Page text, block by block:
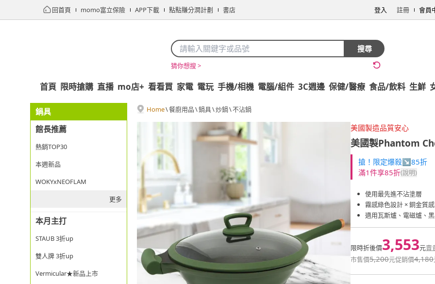
回首頁 momo富立保險 APP下載 點點賺分潤計劃 書店 登入 註冊 會員
搜尋
猜你想搜 >
首頁 限時搶購 直播 mo店+ 看看買 家電 電玩 手機/相機 電腦/組件 3C週邊 保健/醫療 食品/飲料 生鮮
鍋具
館長推薦
熱銷TOP30
本週新品
WOKYxNEOFLAM
更多
本月主打
STAUB 3折up
雙人牌 3折up
Vermicular★新品上市
Home\餐廚用品\鍋具\炒鍋\不沾鍋
美國製造品質安心
美國製Phantom
搶！限定爆殺↘85折
滿1件享85折(說明)
使用最先進不沾塗層
霧感綠色設計 × 銅金質
適用瓦斯爐、電磁爐、
限時折後價3,553元賣
市售價5,200元促銷價4,180